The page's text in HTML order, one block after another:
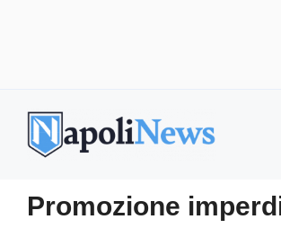
contenuto
Promozione